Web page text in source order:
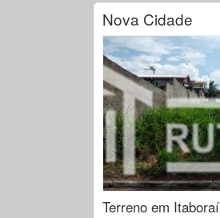
Nova Cidade
Terreno em Itaboraí